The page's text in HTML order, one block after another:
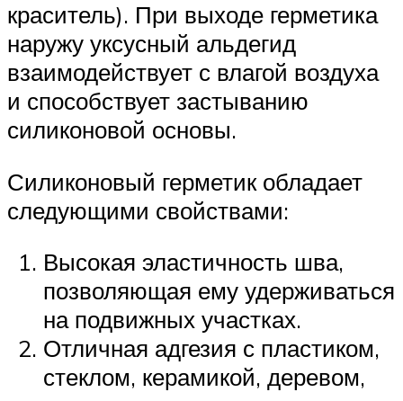
краситель). При выходе герметика
наружу уксусный альдегид
взаимодействует с влагой воздуха
и способствует застыванию
силиконовой основы.
Силиконовый герметик обладает
следующими свойствами:
Высокая эластичность шва,
позволяющая ему удерживаться
на подвижных участках.
Отличная адгезия с пластиком,
стеклом, керамикой, деревом,